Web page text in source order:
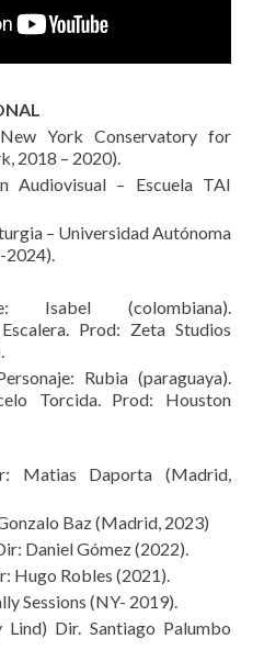
York Conservatory for
2018 – 2020).
Audiovisual – Escuela TAI
– Universidad Autónoma
2024).
Isabel (colombiana).
Prod: Zeta Studios
Rubia (paraguaya).
Torcida. Prod: Houston
Matias Daporta (Madrid,
Baz (Madrid, 2023)
Daniel Gómez (2022).
Hugo Robles (2021).
Sessions (NY- 2019).
Lind) Dir. Santiago Palumbo